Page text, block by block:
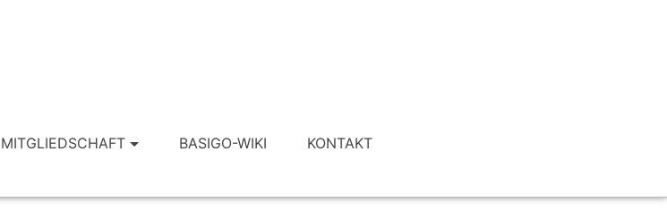
MITGLIEDSCHAFT BASIGO-WIKI KONTAKT